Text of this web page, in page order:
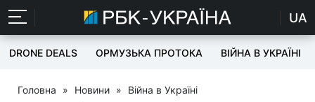
UA
DRONE DEALS ОРМУЗЬКА ПРОТОКА ВІЙНА В УКРАЇНІ
Головна » Новини » Війна в Україні